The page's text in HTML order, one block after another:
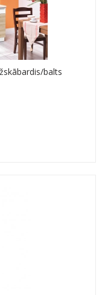
balts